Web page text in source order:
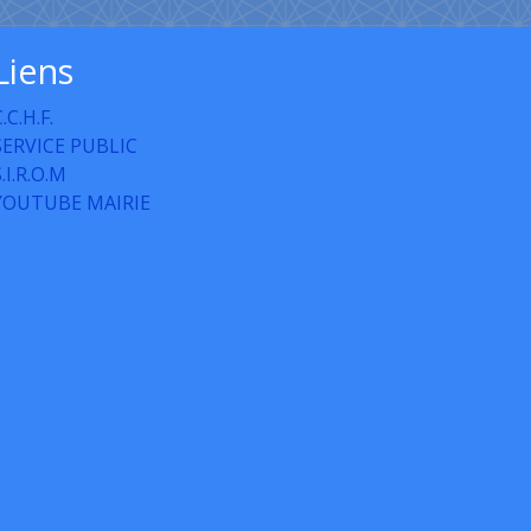
PUBLIC
MAIRIE